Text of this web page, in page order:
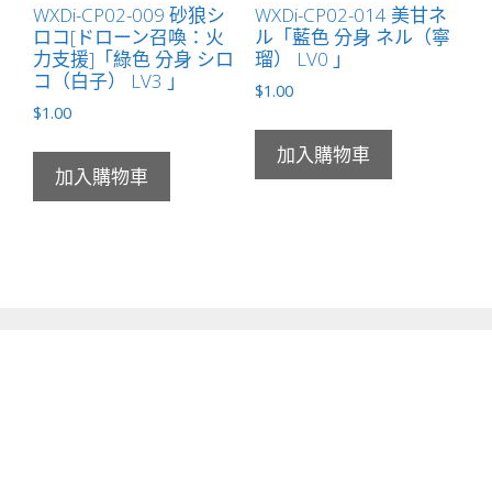
WXDi-CP02-009 砂狼シ
ロコ[ドローン召喚：火
力支援]「綠色 分身 シロ
コ（白子） LV3 」
$1.00
加入購物車
WXDi-CP02-014 美甘ネ
ル「藍色 分身 ネル（寧
瑠） LV0 」
$1.00
加入購物車